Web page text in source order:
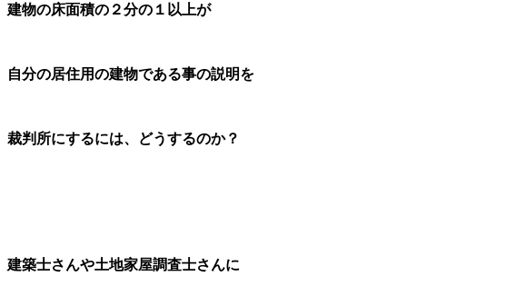
建物の床面積の２分の１以上が
自分の居住用の建物である事の説明を
裁判所にするには、どうするのか？
建築士さんや土地家屋調査士さんに